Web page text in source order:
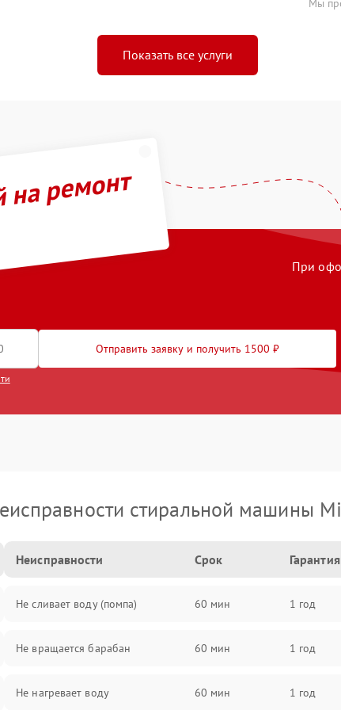
Мы
Показать все услуги
ремонт
При
Отправить заявку и получить 1500 ₽
стиральной машины
Неисправности Срок Гарантия
Не сливает воду (помпа) 60 мин 1 год
Не вращается барабан 60 мин 1 год
Не нагревает воду 60 мин 1 год